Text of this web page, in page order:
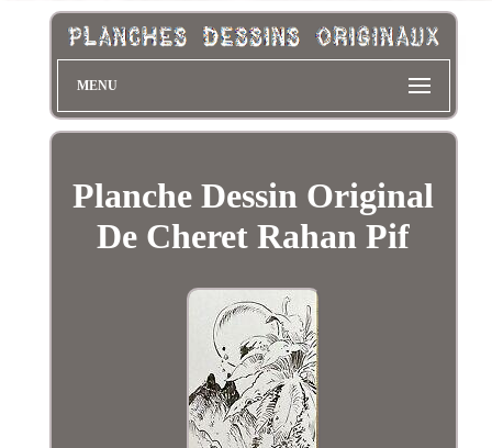
MENU
Planche Dessin Original
De Cheret Rahan Pif